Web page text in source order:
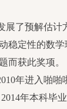
了预解估计
稳定性的数学
而获此奖项。
年进入啪啪
年本科毕